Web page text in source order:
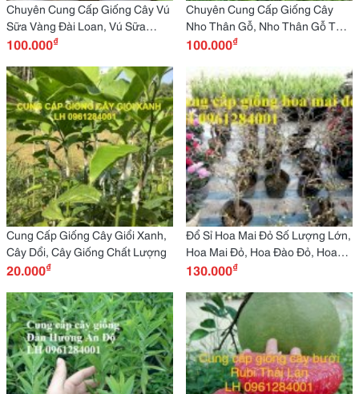
Chuyên Cung Cấp Giống Cây Vú
Sữa Vàng Đài Loan, Vú Sữa
Hoàng Kim, Cây Giống Nhập
100.000₫
Chuyên Cung Cấp Giống Cây
Nho Thân Gỗ, Nho Thân Gỗ Tứ
Quý, Cây Giống Ăn Quả Nhập
100.000₫
Cung Cấp Giống Cây Giổi Xanh,
Cây Dổi, Cây Giống Chất Lượng
20.000₫
Đổ Sỉ Hoa Mai Đỏ Số Lượng Lớn,
Hoa Mai Đỏ, Hoa Đào Đỏ, Hoa
Tết, Giao Hàng Toàn Quốc
130.000₫